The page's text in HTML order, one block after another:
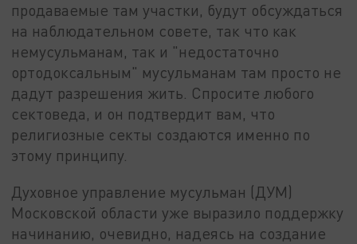
продаваемые там участки, будут обсуждаться
на наблюдательном совете, так что как
немусульманам, так и "недостаточно
ортодоксальным" мусульманам там просто не
дадут разрешения жить. Спросите любого
сектоведа, и он подтвердит вам, что
религиозные секты создаются именно по
этому принципу.
Духовное управление мусульман (ДУМ)
Московской области уже выразило поддержку
начинанию, очевидно, надеясь на создание